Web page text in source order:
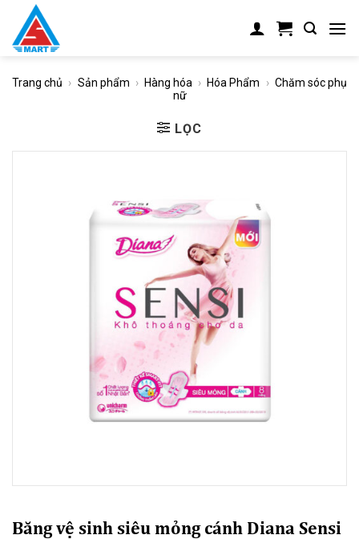
content
Trang chủ › Sản phẩm › Hàng hóa › Hóa Phẩm › Chăm sóc phụ
nữ
LỌC
Băng vệ sinh siêu mỏng cánh Diana Sensi